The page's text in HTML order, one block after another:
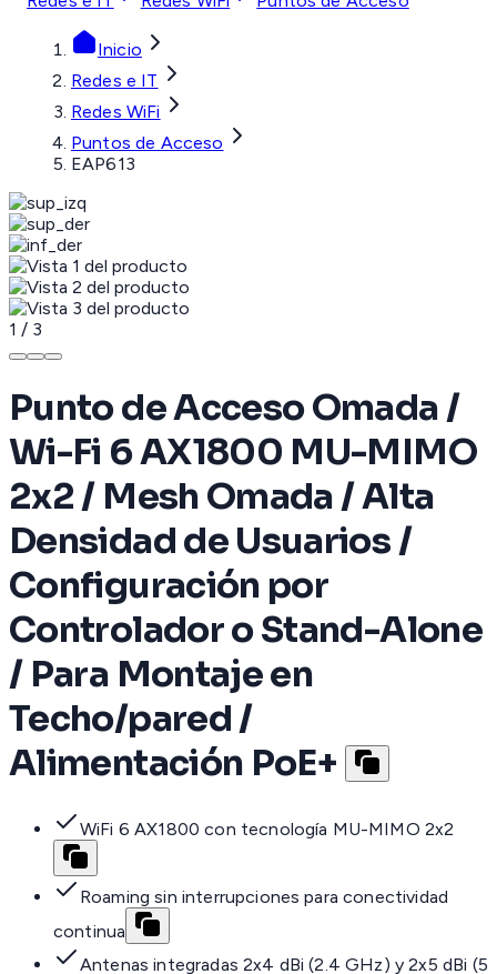
Inicio
Redes e IT
Redes WiFi
Puntos de Acceso
EAP613
1 / 3
Punto de Acceso Omada /
Wi-Fi 6 AX1800 MU-MIMO
2x2 / Mesh Omada / Alta
Densidad de Usuarios /
Configuración por
Controlador o Stand-Alone
/ Para Montaje en
Techo/pared /
Alimentación PoE+
WiFi 6 AX1800 con tecnología MU-MIMO 2x2
Roaming sin interrupciones para conectividad
continua
Antenas integradas 2x4 dBi (2.4 GHz) y 2x5 dBi (5